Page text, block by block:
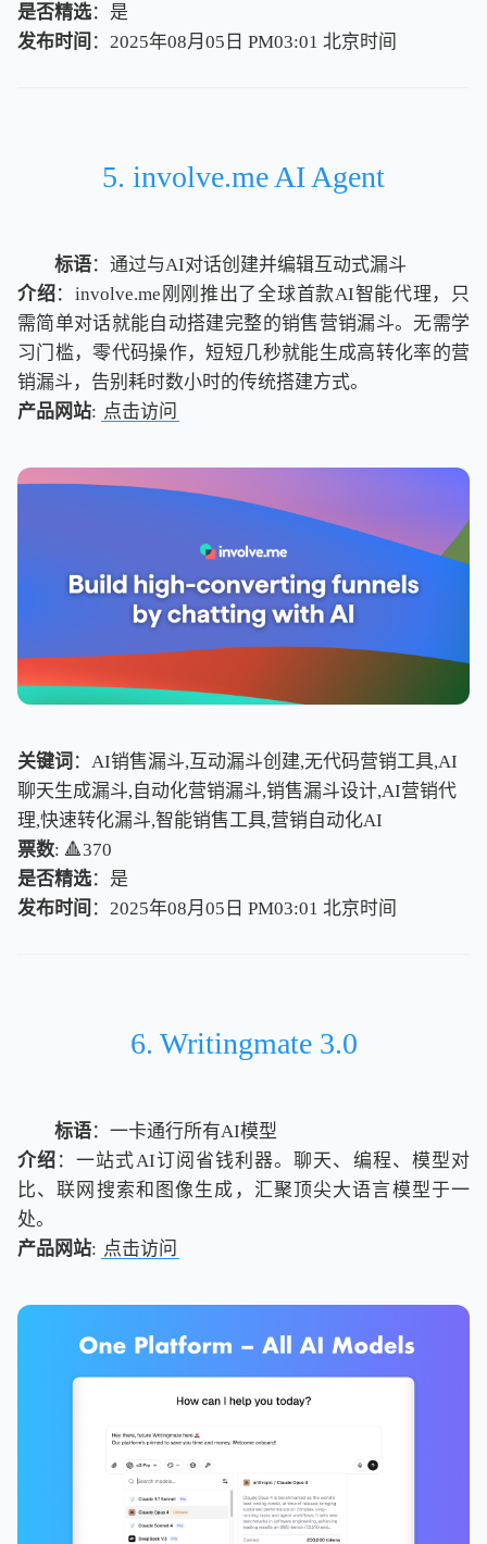
是否精选：是
发布时间 ：2025年08月05日 PM03:01 北京时间
北京时间
5. involve.me AI Agent
标语：通过与AI对话创建并编辑互动式漏斗
介绍：involve.me刚刚推出了全球首款AI智能代理，只
需简单对话就能自动搭建完整的销售营销漏斗。无需学
习门槛，零代码操作，短短几秒就能生成高转化率的营
销漏斗，告别耗时数小时的传统搭建方式。
产品网站: 点击访问
关键词 ：AI销售漏斗,互动漏斗创建,无代码营销工具,AI
聊天生成漏斗,自动化营销漏斗,销售漏斗设计,AI营销代
理,快速转化漏斗,智能销售工具,营销自动化AI
票数: 🔺370
是否精选：是
发布时间 ：2025年08月05日 PM03:01 北京时间
北京时间
6. Writingmate 3.0
标语：一卡通行所有AI模型
介绍 ：一站式AI订阅省钱利器。聊天、编程、模型对
比、联网搜索和图像生成，汇聚顶尖大语言模型于一
处。
产品网站: 点击访问